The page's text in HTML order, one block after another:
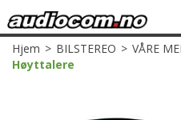
Hjem>BILSTEREO>VÅRE
Høyttalere